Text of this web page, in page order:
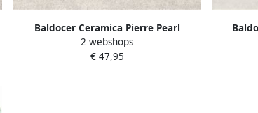
Baldocer Ceramica Pierre Pearl
wandtegel 30x60cm 10mm
gerectificeerd Natuursteen look mat
2 webshops
€ 47,95